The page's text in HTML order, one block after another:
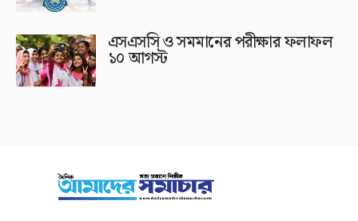
এসএসসি ও সমমানের পরীক্ষার ফলাফল
১০ আগস্ট